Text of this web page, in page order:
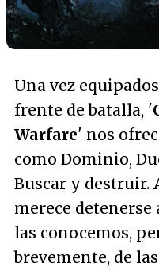
Una vez
frente de batalla, '
Warfare' nos
como Dominio,
Buscar y destruir.
merece detenerse
las conocemos,
brevemente, de